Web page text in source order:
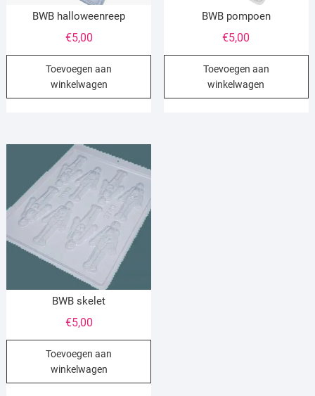
BWB halloweenreep
€5,00
Toevoegen aan
winkelwagen
BWB pompoen
€5,00
Toevoegen aan
winkelwagen
BWB skelet
€5,00
Toevoegen aan
winkelwagen